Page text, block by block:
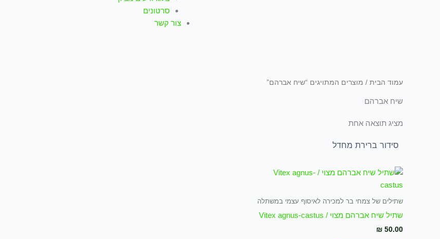
סרטונים
צור קשר
עמוד הבית / מוצרים המתויגים “שיח אברהם”
שיח אברהם
מציג תוצאה אחת
שתילים של צמחי בר למכירה לאיסוף עצמי במשתלה
שתיל שיח אברהם מצוי / Vitex agnus-castus
₪ 50.00